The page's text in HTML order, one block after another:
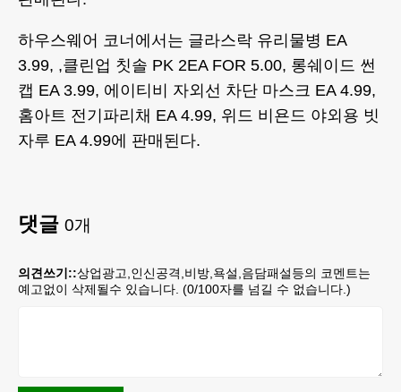
하우스웨어 코너에서는 글라스락 유리물병 EA
3.99, ,클린업 칫솔 PK 2EA FOR 5.00, 롱쉐이드 썬
캡 EA 3.99, 에이티비 자외선 차단 마스크 EA 4.99,
홈아트 전기파리채 EA 4.99, 위드 비욘드 야외용 빗
자루 EA 4.99에 판매된다.
댓글 0개
의견쓰기::상업광고,인신공격,비방,욕설,음담패설등의 코멘트는
예고없이 삭제될수 있습니다. (0/100자를 넘길 수 없습니다.)